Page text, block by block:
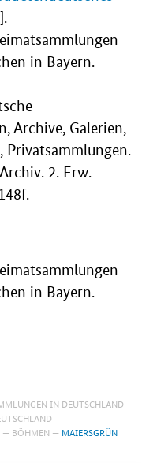
in Bayern.
Archive, Galerien,
2. Erw.
in Bayern.
IN DEUTSCHLAND
BÖHMEN MAIERSGRÜN